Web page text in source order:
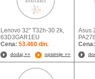
Lenovo 32'' T32h-30 2k,
63D3GAR1EU
Cena: 53.460 din.
dodaj »» opsirnije »»
Asus